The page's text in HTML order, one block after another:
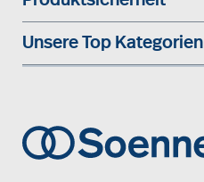
Unsere Top Kategorien